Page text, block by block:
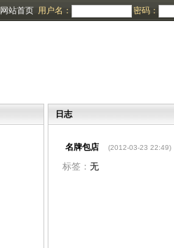
网站首页 用户名： 密码：
日志
名牌包店 (2012-03-23 22:49)
标签： 无